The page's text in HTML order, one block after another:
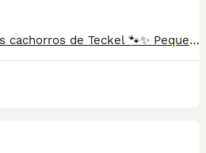
🐶❤️ Se venden preciosos cachorros de Teckel 🐾✨ Pequeños, cariñosos, juguetones y con un carácter encantador. 🥰 Son compañeros ideales para cualquier hogar y están criados con mucho cariño y dedicación. 🏡💕 ✅ Criados en ambiente familiar. ✅ Se entregan con la edad adecuada. ✅ Desparasitados y con la documentación correspondiente según su edad. 📸 Se envían fotos y vídeos sin compromiso. 📲 Más información: 687482079 📍 Galicia, Madrid, Valencia, Barcelona, Sevilla, Almería, Pamplona.